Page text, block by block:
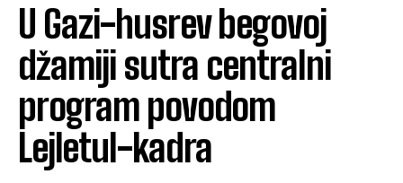
U Gazi-husrev begovoj
džamiji sutra centralni
program povodom
Lejletul-kadra